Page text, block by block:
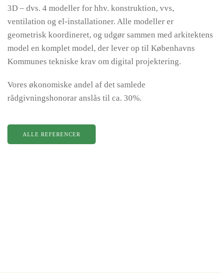
3D – dvs. 4 modeller for hhv. konstruktion, vvs,
ventilation og el-installationer. Alle modeller er
geometrisk koordineret, og udgør sammen med arkitektens
model en komplet model, der lever op til Københavns
Kommunes tekniske krav om digital projektering.
Vores økonomiske andel af det samlede
rådgivningshonorar anslås til ca. 30%.
ALLE REFERENCER